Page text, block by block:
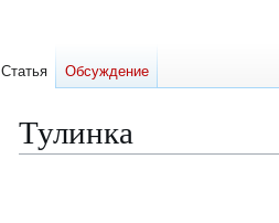
Тулинка
Статья Обсуждение